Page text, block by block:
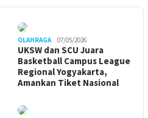
OLAHRAGA 07/05/2026
UKSW dan SCU Juara
Basketball Campus League
Regional Yogyakarta,
Amankan Tiket Nasional